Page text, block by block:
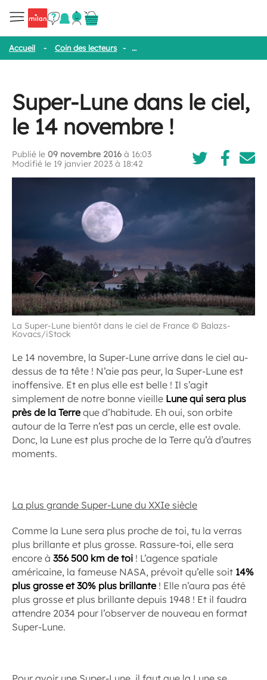
Accueil - Coin des lecteurs - Super-Lune dans le ciel, le 14
Super-Lune dans le ciel,
le 14 novembre !
Publié le 09 novembre 2016 à 16:03
Modifié le 19 janvier 2023 à 18:42
La Super-Lune bientôt dans le ciel de France © Balazs-
Kovacs/iStock
Le 14 novembre, la Super-Lune arrive dans le ciel au-
dessus de ta tête ! N’aie pas peur, la Super-Lune est
inoffensive. Et en plus elle est belle ! Il s’agit
simplement de notre bonne vieille Lune qui sera plus
près de la Terreque d’habitude. Eh oui, son orbite
autour de la Terre n’est pas un cercle, elle est ovale.
Donc, la Lune est plus proche de la Terre qu’à d’autres
moments.
La plus grande Super-Lune du XXIe siècle
Comme la Lune sera plus proche de toi, tu la verras
plus brillante et plus grosse. Rassure-toi, elle sera
encore à 356 500 km de toi ! L’agence spatiale
américaine, la fameuse NASA, prévoit qu’elle soit 14%
plus grosse et 30% plus brillante! Elle n’aura pas été
plus grosse et plus brillante depuis 1948 ! Et il faudra
attendre 2034 pour l’observer de nouveau en format
Super-Lune.